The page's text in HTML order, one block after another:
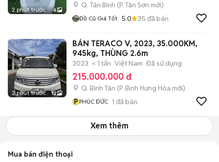
2 phút trước 6
Q. Tân Bình (P. Tân Sơn mới)
Đồ Cũ Giá Tốt 5.0 35 đã bán
2 phút trước 12
BÁN TERACO V, 2023, 35.000KM,
945kg, THÙNG 2.6m
2023 < 1 tấn Việt Nam Đã sử dụng
215.000.000 đ
Q. Bình Tân (P. Bình Hưng Hòa mới)
P PHÚC ĐỨC 1 đã bán
Xem thêm
Mua bán điện thoại